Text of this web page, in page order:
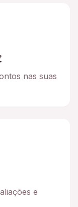
nas suas
e